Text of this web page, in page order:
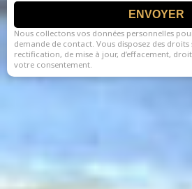
ENVOYER
Nous collectons vos données personnelles
demande de contact. Vous disposez des droits
rectification, de mise à jour, d’effacement,
votre consentement.